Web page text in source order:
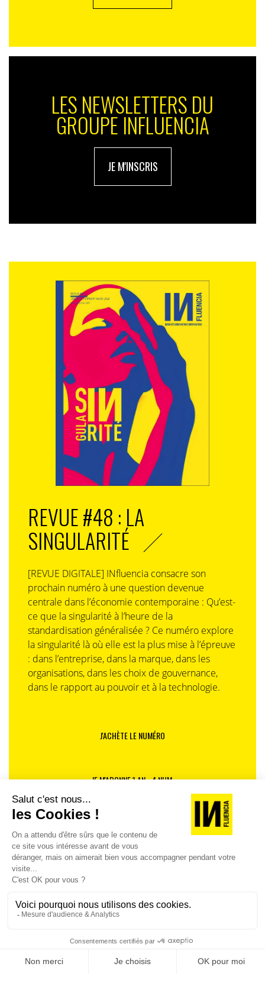
LES NEWSLETTERS DU
GROUPE INFLUENCIA
JE M'INSCRIS
REVUE #48 : LA
SINGULARITÉ
[REVUE DIGITALE] INfluencia consacre son
prochain numéro à une question devenue
centrale dans l’économie contemporaine : Qu’est-
ce que la singularité à l’heure de la
standardisation généralisée ? Ce numéro explore
la singularité là où elle est la plus mise à l’épreuve
: dans l’entreprise, dans la marque, dans les
organisations, dans les choix de gouvernance,
dans le rapport au pouvoir et à la technologie.
J'ACHÈTE LE NUMÉRO
JE M'ABONNE 1 AN - 4 NUM.
JE DÉCOUVRE LES NUMÉROS PRÉCÉDENTS
Je suis déjà abonné(e) :je consulte la revue en